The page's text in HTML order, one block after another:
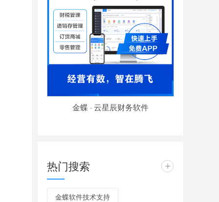
金蝶 · 云星辰财务软件
热门搜索 +
金蝶软件技术支持